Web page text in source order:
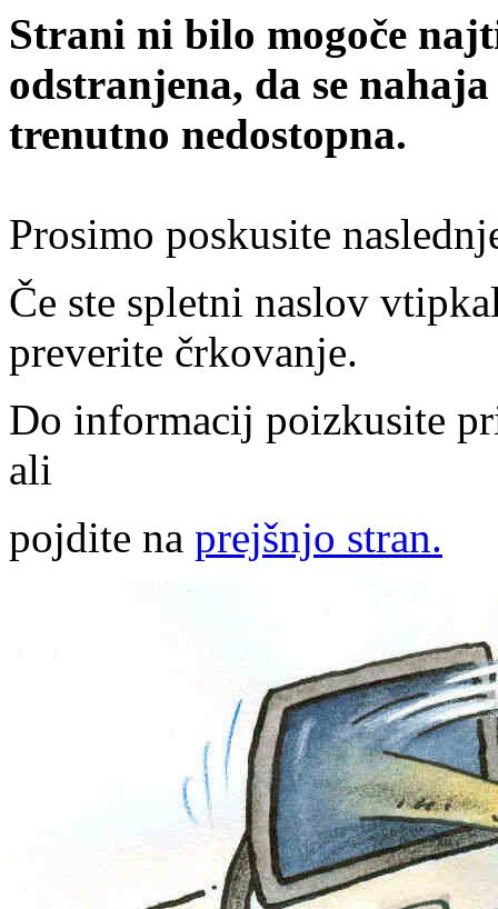
Strani ni bilo mogoče
odstranjena, da se
trenutno nedostopna.
Prosimo poskusite
Če ste spletni naslov
preverite črkovanje.
Do informacij poizkusite
ali
pojdite na prejšnjo stran.